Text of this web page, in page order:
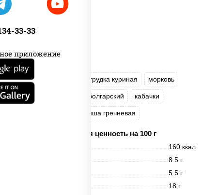
33-33
приложение
масло растительное грудка куриная морковь
лук репчатый перец болгарский кабачки
лапша гречневая
Пищевая ценность на 100 г
160 ккал
8.5 г
5.5 г
18 г